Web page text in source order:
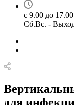
с 9.00 до 17.00
Сб.Вс. -
для